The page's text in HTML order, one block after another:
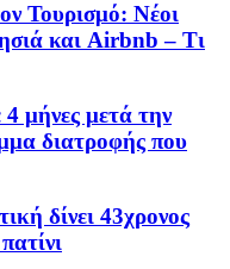
Τουρισμό: Νέοι
και Airbnb – Τι
μήνες μετά την
διατροφής που
δίνει 43χρονος